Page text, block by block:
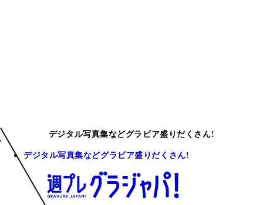
デジタル写真集などグラビア盛りだくさん!
デジタル写真集などグラビア盛りだくさん!